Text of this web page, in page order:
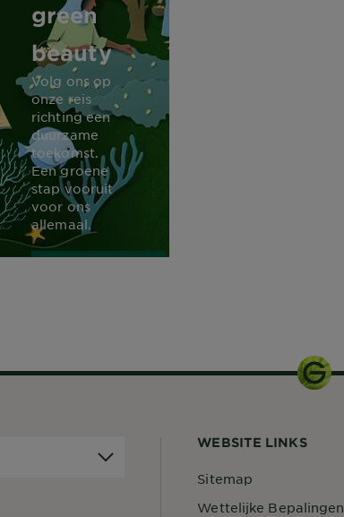
green
beauty
Volg ons op
onze reis
richting een
duurzame
toekomst.
Een groene
stap vooruit
voor ons
allemaal.
WEBSITE LINKS
Sitemap
Wettelijke Bepalingen